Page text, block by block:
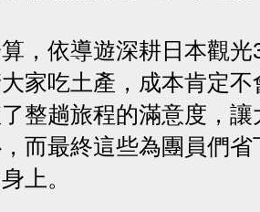
，依導遊深耕日本觀
家吃土產，成本肯定
整趟旅程的滿意度，
而最終這些為團員們
上。